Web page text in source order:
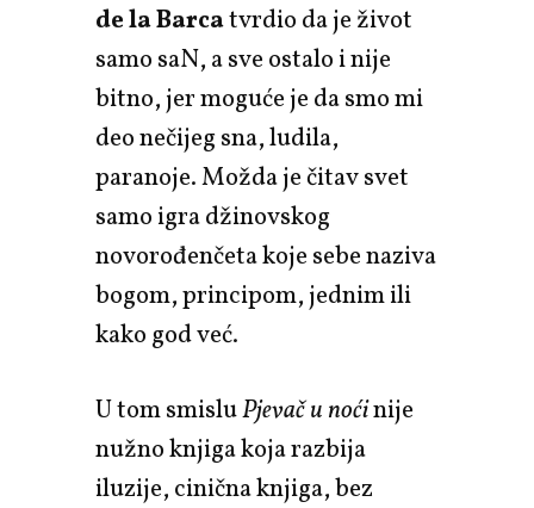
de la Barcatvrdio da je život
samo saN, a sve ostalo i nije
bitno, jer moguće je da smo mi
deo nečijeg sna, ludila,
paranoje. Možda je čitav svet
samo igra džinovskog
novorođenčeta koje sebe naziva
bogom, principom, jednim ili
kako god već.
U tom smisluPjevač u noćinije
nužno knjiga koja razbija
iluzije, cinična knjiga, bez